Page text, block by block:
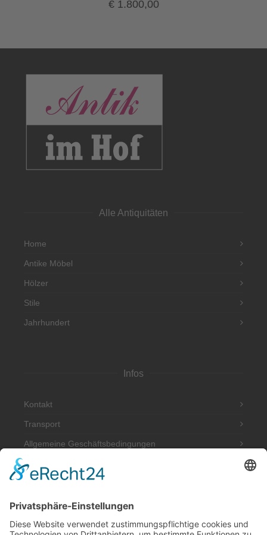
€1.800,00
Alle Antiquitäten
Home
Antike Möbel
Hölzer
Stile
Jahrhundert
Infos
Kontakt
Transport
Allgemeine Geschäftsbedingungen
Impressum
Datenschutzerklärung